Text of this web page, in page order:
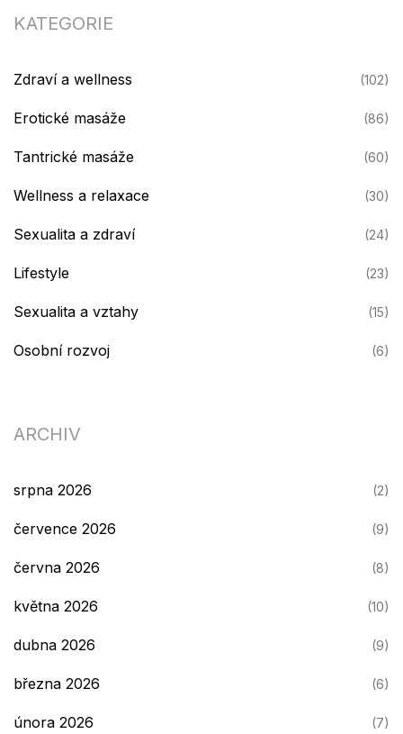
KATEGORIE
Zdraví a wellness (102)
Erotické masáže (86)
Tantrické masáže (60)
Wellness a relaxace (30)
Sexualita a zdraví (24)
Lifestyle (23)
Sexualita a vztahy (15)
Osobní rozvoj (6)
ARCHIV
srpna 2026 (2)
července 2026 (9)
června 2026 (8)
května 2026 (10)
dubna 2026 (9)
března 2026 (6)
února 2026 (7)